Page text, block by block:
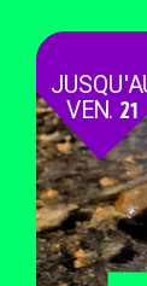
VEN. 21
AOÛT